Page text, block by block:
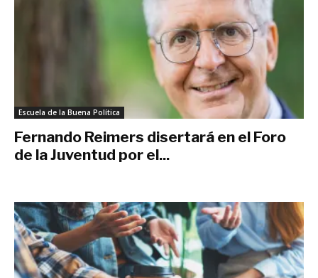
Escuela de la Buena Política
Fernando Reimers disertará en el Foro
de la Juventud por el...